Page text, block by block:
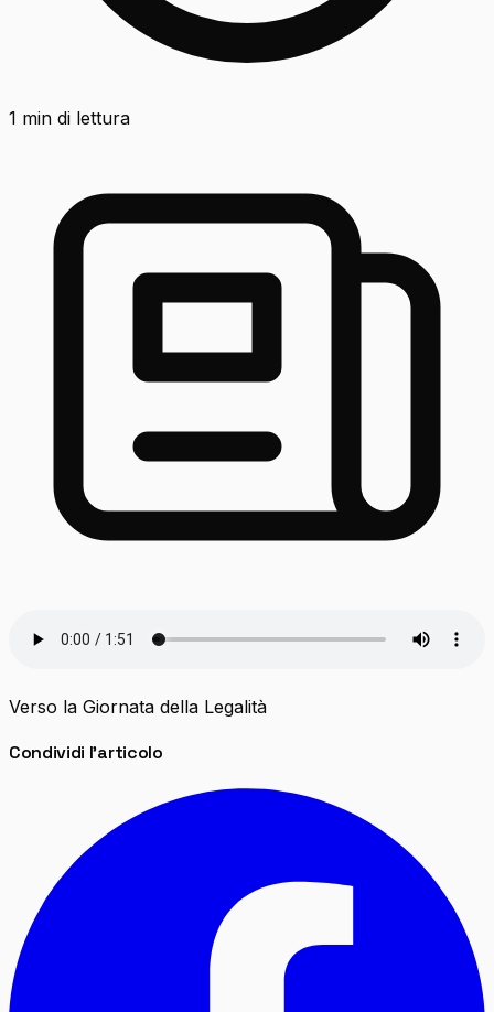
1 min di lettura
Verso la Giornata della Legalità
Condividi l'articolo